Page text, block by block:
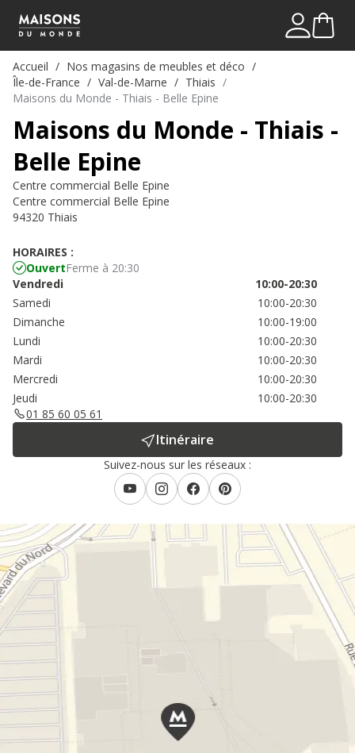
Mon
Me
Accueil
Nos magasins de meubles et déco
Île-de-France
Val-de-Marne
Thiais
Maisons du Monde - Thiais - Belle Epine
Maisons du Monde - Thiais -
Belle Epine
Centre commercial Belle Epine
Centre commercial Belle Epine
94320 Thiais
HORAIRES :
OuvertFerme à 20:30
Vendredi
10:00-20:30
Samedi
10:00-20:30
Dimanche
10:00-19:00
Lundi
10:00-20:30
Mardi
10:00-20:30
Mercredi
10:00-20:30
Jeudi
10:00-20:30
01 85 60 05 61
Itinéraire
Suivez-nous sur les réseaux :